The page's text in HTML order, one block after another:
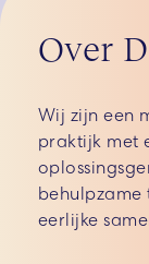
Over
Wij zijn een
praktijk met
behulpzame
eerlijke